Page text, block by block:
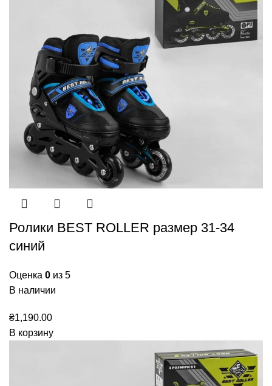
Ролики BEST ROLLER размер 31-34
синий
Оценка 0 из 5
В наличии
₴1,190.00
В корзину